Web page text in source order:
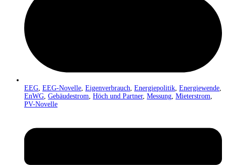
EEG, EEG-Novelle, Eigenverbrauch, Energiepolitik, Energiewende,
EnWG, Gebäudestrom, Höch und Partner, Messung, Mieterstrom,
PV-Novelle